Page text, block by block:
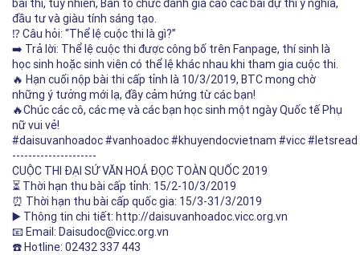
bài thi, tuy nhiên, Ban tổ chức đánh giá cao các bài dự thi ý nghĩa,
đầu tư và giàu tính sáng tạo.
⁉️ Câu hỏi: “Thể lệ cuộc thi là gì?”
➡️ Trả lời: Thể lệ cuộc thi được công bố trên Fanpage, thí sinh là
học sinh hoặc sinh viên có thể lệ khác nhau khi tham gia cuộc thi.
🔥 Hạn cuối nộp bài thi cấp tỉnh là 10/3/2019, BTC mong chờ
những ý tưởng mới lạ, đầy cảm hứng từ các bạn!
🔥Chúc các cô, các mẹ và các bạn học sinh một ngày Quốc tế Phụ
nữ vui vẻ!
#daisuvanhoadoc#vanhoadoc#khuyendocvietnam #vicc#letsread
---------------------
CUỘC THI ĐẠI SỨ VĂN HOÁ ĐỌC TOÀN QUỐC 2019
⏳ Thời hạn thu bài cấp tỉnh: 15/2-10/3/2019
⏰ Thời hạn thu bài cấp quốc gia: 15/3-31/3/2019
▶️ Thông tin chi tiết: http://daisuvanhoadoc.vicc.org.vn
📧 Email: Daisudoc@vicc.org.vn
☎️ Hotline: 02432 337 443